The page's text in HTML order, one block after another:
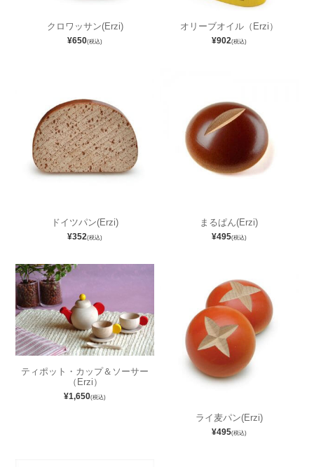
クロワッサン(Erzi)
¥650(税込)
オリーブオイル（Erzi）
¥902(税込)
ドイツパン(Erzi)
¥352(税込)
まるぱん(Erzi)
¥495(税込)
ティポット・カップ＆ソーサー
（Erzi）
¥1,650(税込)
ライ麦パン(Erzi)
¥495(税込)